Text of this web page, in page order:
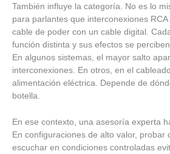
También influye la categoría. No es lo
para parlantes que interconexiones
cable de poder con un cable digital.
función distinta y sus efectos se
En algunos sistemas, el mayor salto
interconexiones. En otros, en el
alimentación eléctrica. Depende de
botella.
En ese contexto, una asesoría experta
En configuraciones de alto valor, probar
escuchar en condiciones controladas